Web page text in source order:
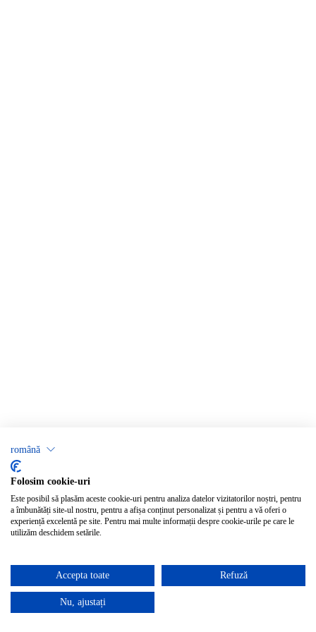
română
Folosim cookie-uri
Este posibil să plasăm aceste cookie-uri pentru analiza datelor vizitatorilor noștri, pentru
a îmbunătăți site-ul nostru, pentru a afișa conținut personalizat și pentru a vă oferi o
experiență excelentă pe site. Pentru mai multe informații despre cookie-urile pe care le
utilizăm deschidem setările.
Accepta toate Refuză
Nu, ajustați